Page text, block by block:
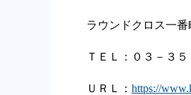
ラウンドクロス一
ＴＥＬ：０３－３
ＵＲＬ： https://